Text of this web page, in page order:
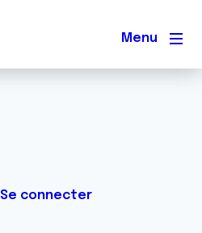
Menu
Se connecter